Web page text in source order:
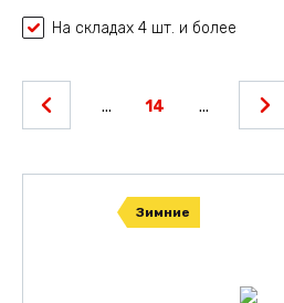
На складах 4 шт. и более
... 14 ...
Зимние